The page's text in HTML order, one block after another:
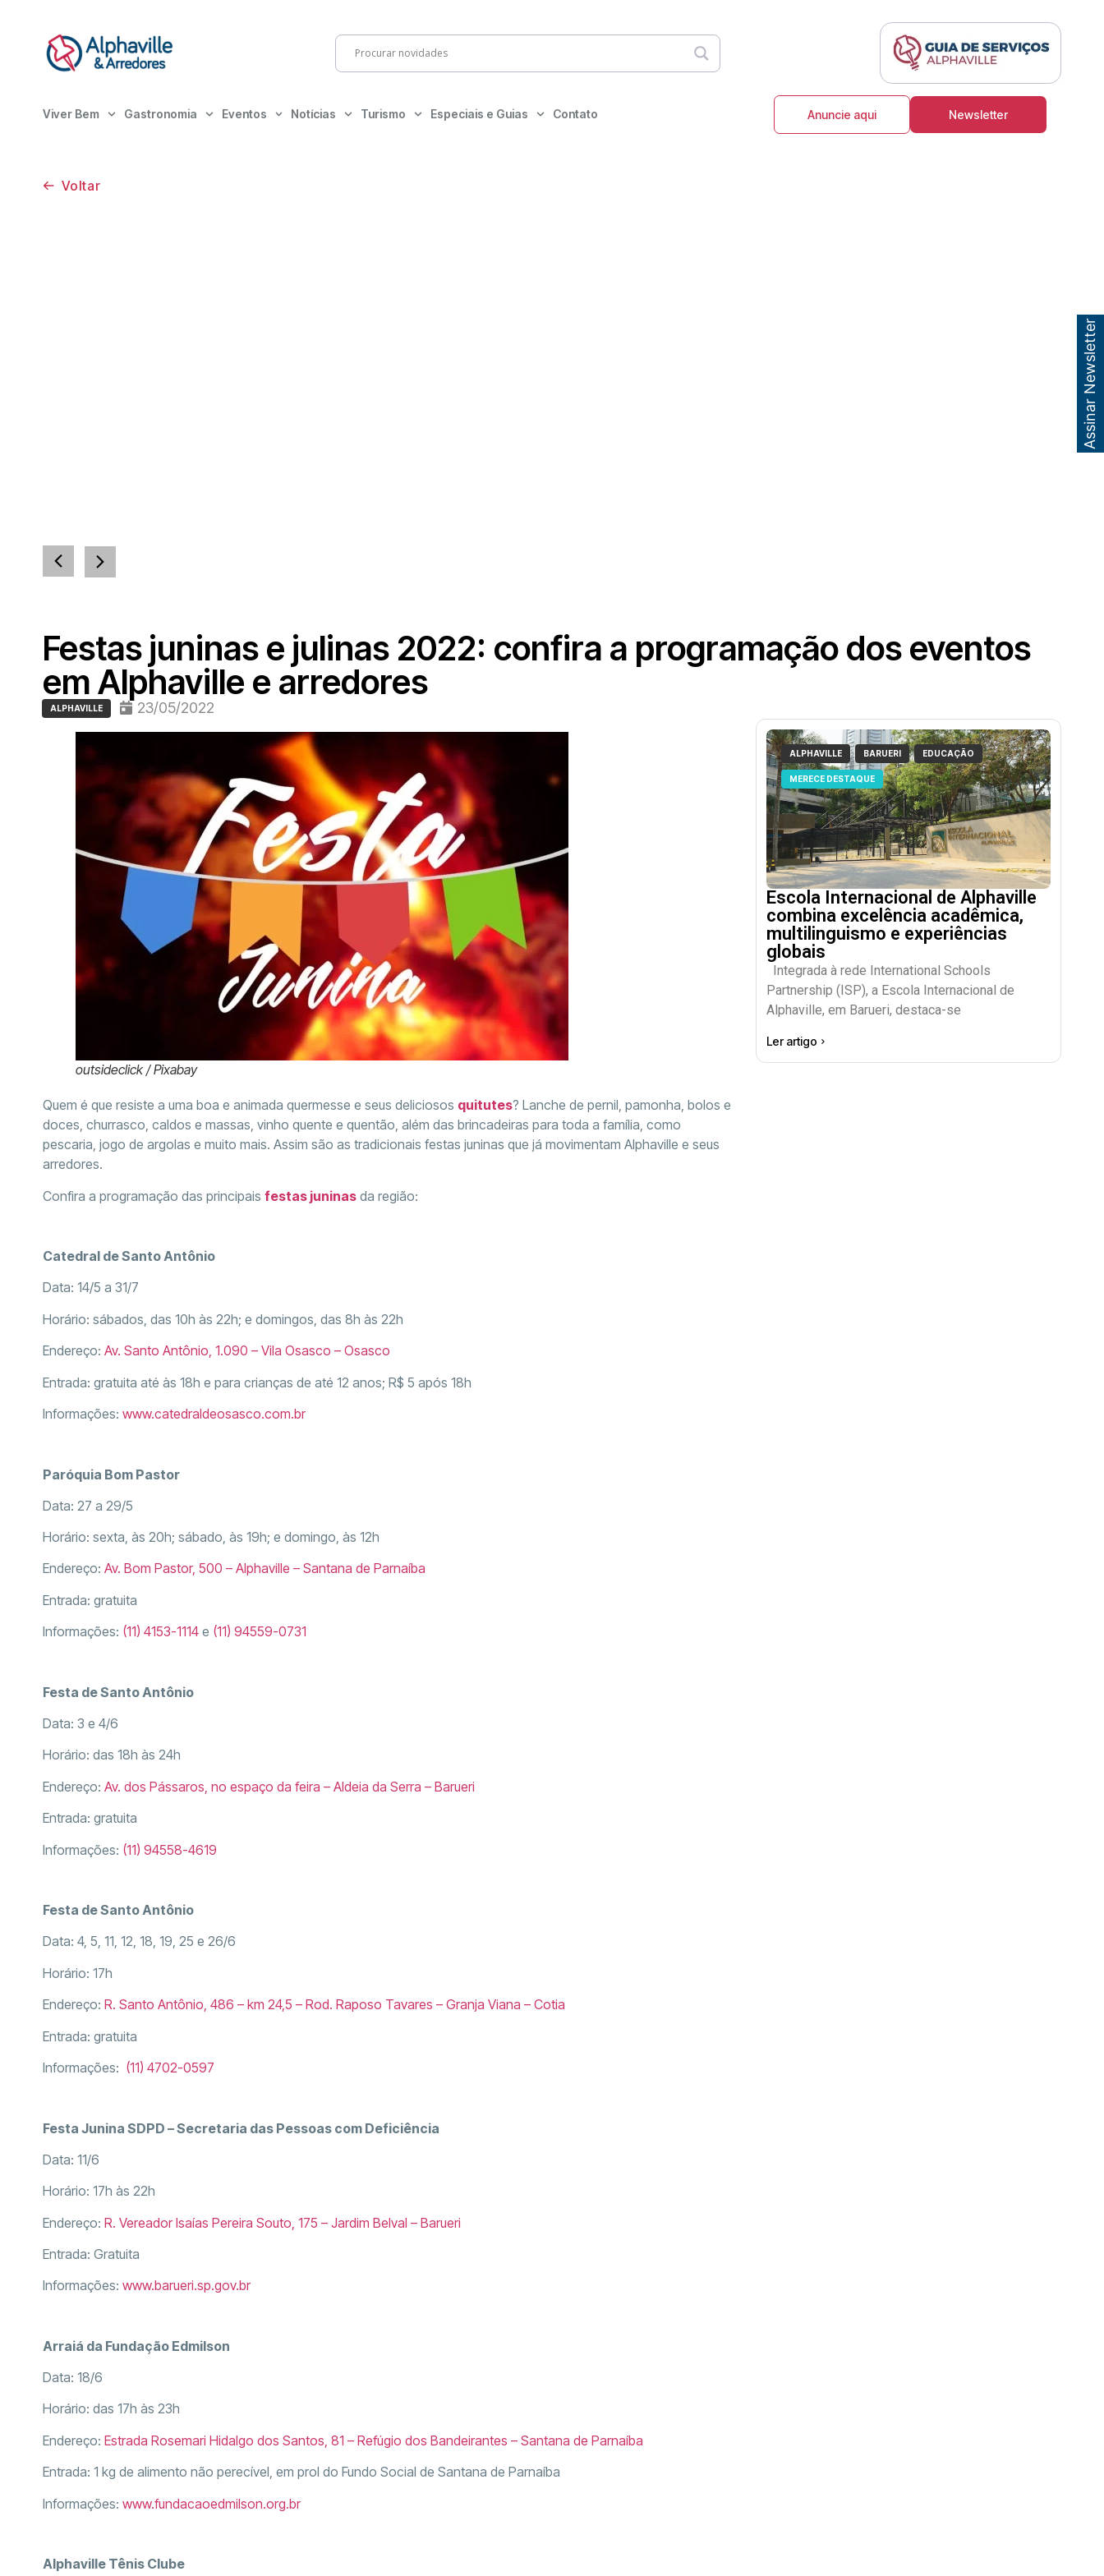
Viver Bem Gastronomia Eventos Notícias Turismo Especiais e Guias Contato Anuncie aqui Newsletter
Voltar
Festas juninas e julinas 2022: confira a programação dos eventos
em Alphaville e arredores
ALPHAVILLE 23/05/2022
outsideclick / Pixabay
Quem é que resiste a uma boa e animada quermesse e seus deliciosos quitutes? Lanche de pernil, pamonha, bolos e
doces, churrasco, caldos e massas, vinho quente e quentão, além das brincadeiras para toda a família, como
pescaria, jogo de argolas e muito mais. Assim são as tradicionais festas juninas que já movimentam Alphaville e seus
arredores.
Confira a programação das principais festas juninas da região:
Catedral de Santo Antônio
Data: 14/5 a 31/7
Horário: sábados, das 10h às 22h; e domingos, das 8h às 22h
Endereço: Av. Santo Antônio, 1.090 – Vila Osasco – Osasco
Entrada: gratuita até às 18h e para crianças de até 12 anos; R$ 5 após 18h
Informações: www.catedraldeosasco.com.br
Paróquia Bom Pastor
Data: 27 a 29/5
Horário: sexta, às 20h; sábado, às 19h; e domingo, às 12h
Endereço: Av. Bom Pastor, 500 – Alphaville – Santana de Parnaíba
Entrada: gratuita
Informações: (11) 4153-1114 e (11) 94559-0731
Festa de Santo Antônio
Data: 3 e 4/6
Horário: das 18h às 24h
Endereço: Av. dos Pássaros, no espaço da feira – Aldeia da Serra – Barueri
Entrada: gratuita
Informações: (11) 94558-4619
Festa de Santo Antônio
Data: 4, 5, 11, 12, 18, 19, 25 e 26/6
Horário: 17h
Endereço: R. Santo Antônio, 486 – km 24,5 – Rod. Raposo Tavares – Granja Viana – Cotia
Entrada: gratuita
Informações: (11) 4702-0597
Festa Junina SDPD – Secretaria das Pessoas com Deficiência
Data: 11/6
Horário: 17h às 22h
Endereço: R. Vereador Isaías Pereira Souto, 175 – Jardim Belval – Barueri
Entrada: Gratuita
Informações: www.barueri.sp.gov.br
Arraiá da Fundação Edmilson
Data: 18/6
Horário: das 17h às 23h
Endereço: Estrada Rosemari Hidalgo dos Santos, 81 – Refúgio dos Bandeirantes – Santana de Parnaíba
Entrada: 1 kg de alimento não perecível, em prol do Fundo Social de Santana de Parnaíba
Informações: www.fundacaoedmilson.org.br
Alphaville Tênis Clube
ALPHAVILLE BARUERI EDUCAÇÃO
MERECE DESTAQUE
Escola Internacional de Alphaville
combina excelência acadêmica,
multilinguismo e experiências
globais
Integrada à rede International Schools
Partnership (ISP), a Escola Internacional de
Alphaville, em Barueri, destaca-se
Ler artigo
Assinar Newsletter